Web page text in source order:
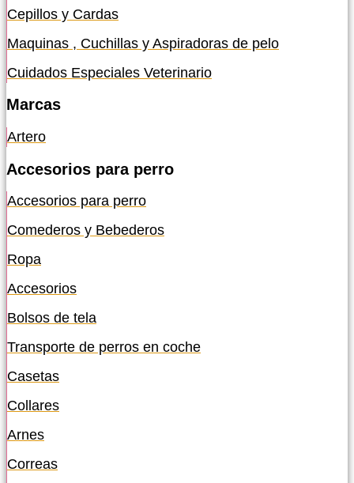
Cepillos y Cardas
Maquinas , Cuchillas y Aspiradoras de pelo
Cuidados Especiales Veterinario
Marcas
Artero
Accesorios para perro
Accesorios para perro
Comederos y Bebederos
Ropa
Accesorios
Bolsos de tela
Transporte de perros en coche
Casetas
Collares
Arnes
Correas